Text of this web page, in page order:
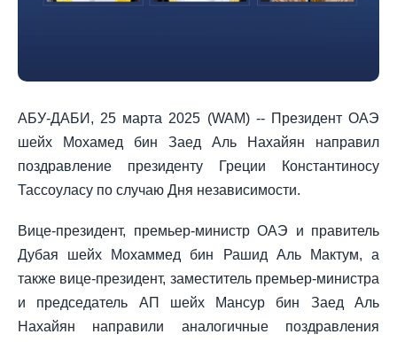
АБУ-ДАБИ, 25 марта 2025 (WAM) -- Президент ОАЭ
шейх Мохамед бин Заед Аль Нахайян направил
поздравление президенту Греции Константиносу
Тассоуласу по случаю Дня независимости.
Вице-президент, премьер-министр ОАЭ и правитель
Дубая шейх Мохаммед бин Рашид Аль Мактум, а
также вице-президент, заместитель премьер-министра
и председатель АП шейх Мансур бин Заед Аль
Нахайян направили аналогичные поздравления